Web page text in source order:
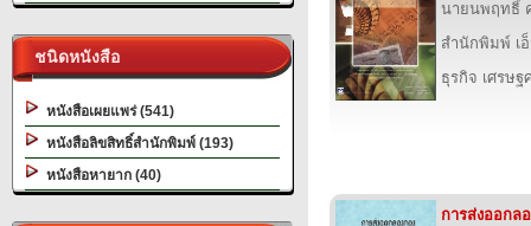
ชนิดหนังสือ
หนังสือเผยแพร่ (541)
หนังสือลิขสิทธิ์สำนักพิมพ์ (193)
หนังสือหายาก (40)
นายนพฤทธิ์
สำนักพิมพ์ เ
ธุรกิจ เศรษฐ
การส่งออกล